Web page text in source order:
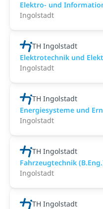
Elektro- und
Ingolstadt
TH Ingolstadt
Elektrotechnik und
Ingolstadt
TH Ingolstadt
Energiesysteme und
Ingolstadt
TH Ingolstadt
Fahrzeugtechnik
Ingolstadt
TH Ingolstadt